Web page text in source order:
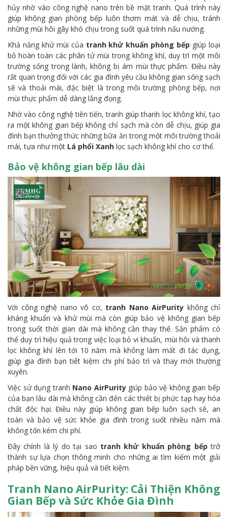
hủy nhờ vào công nghệ nano trên bề mặt tranh. Quá trình này
giúp không gian phòng bếp luôn thơm mát và dễ chịu, tránh
những mùi hôi gây khó chịu trong suốt quá trình nấu nướng.
Khả năng khử mùi của tranh khử khuẩn phòng bếp giúp loại
bỏ hoàn toàn các phân tử mùi trong không khí, duy trì một môi
trường sống trong lành, không bị ám mùi thực phẩm. Điều này
rất quan trọng đối với các gia đình yêu cầu không gian sống sạch
sẽ và thoải mái, đặc biệt là trong môi trường phòng bếp, nơi
mùi thực phẩm dễ dàng lắng đọng.
Nhờ vào công nghệ tiên tiến, tranh giúp thanh lọc không khí, tạo
ra một không gian bếp không chỉ sạch mà còn dễ chịu, giúp gia
đình bạn thưởng thức những bữa ăn trong một môi trường thoải
mái, tựa như một Lá phổi Xanh lọc sạch không khí cho cơ thể.
Bảo vệ không gian bếp lâu dài
Với công nghệ nano vô cơ, tranh Nano AirPurity không chỉ
kháng khuẩn và khử mùi mà còn giúp bảo vệ không gian bếp
trong suốt thời gian dài mà không cần thay thế. Sản phẩm có
thể duy trì hiệu quả trong việc loại bỏ vi khuẩn, mùi hôi và thanh
lọc không khí lên tới 10 năm mà không làm mất đi tác dụng,
giúp gia đình bạn tiết kiệm chi phí bảo trì và thay mới thường
xuyên.
Việc sử dụng tranh Nano AirPuritygiúp bảo vệ không gian bếp
của bạn lâu dài mà không cần đến các thiết bị phức tạp hay hóa
chất độc hại. Điều này giúp không gian bếp luôn sạch sẽ, an
toàn và bảo vệ sức khỏe gia đình trong suốt nhiều năm mà
không tốn kém chi phí.
Đây chính là lý do tại sao tranh khử khuẩn phòng bếp trở
thành sự lựa chọn thông minh cho những ai tìm kiếm một giải
pháp bền vững, hiệu quả và tiết kiệm.
Tranh Nano AirPurity: Cải Thiện Không
Gian Bếp và Sức Khỏe Gia Đình